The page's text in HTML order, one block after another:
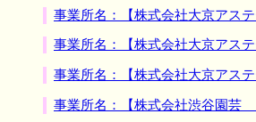
事業所名：【株式会社大京アス
事業所名：【株式会社大京アス
事業所名：【株式会社大京アス
事業所名：【株式会社渋谷園芸